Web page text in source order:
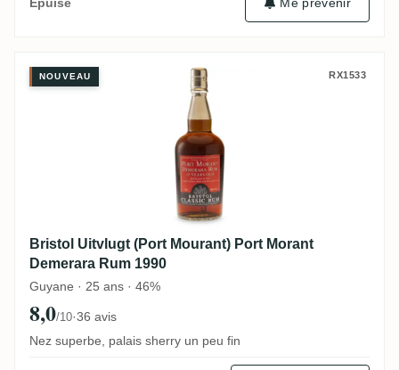
Bristol Uitvlugt (Port Mourant) Port
NOUVEAU RX1533
Bristol Uitvlugt (Port Mourant) Port Morant
Demerara Rum 1990
Guyane · 25 ans · 46%
8,0/10·36 avis
Nez superbe, palais sherry un peu fin